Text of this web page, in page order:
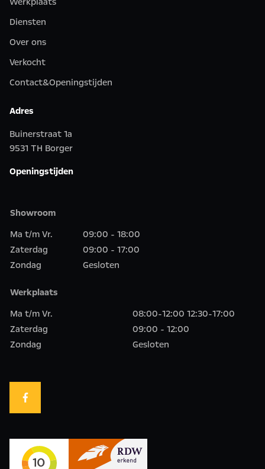
Diensten
Over ons
Verkocht
Contact&Openingstijden
Adres
Buinerstraat 1a
9531 TH Borger
Openingstijden
Showroom
Ma t/m Vr.
09:00 - 18:00
Zaterdag
09:00 - 17:00
Zondag
Gesloten
Werkplaats
Ma t/m Vr.
08:00-12:00 12:30-17:00
Zaterdag
09:00 - 12:00
Zondag
Gesloten